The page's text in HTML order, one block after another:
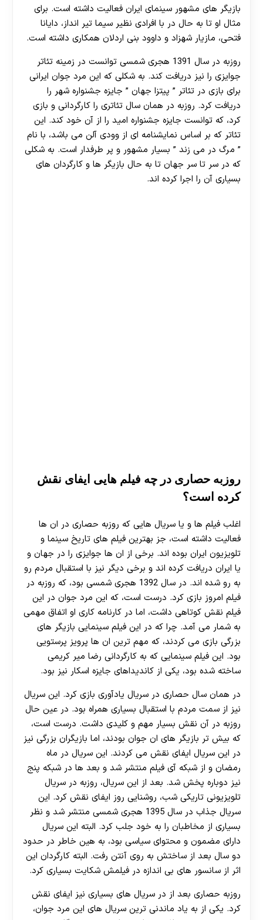
هات بت
بازیگر های مشهور سینمای ایران فعالیت داشته است. برای
مثال او تا به حال در با افرادی نظیر سیما تیر انداز، دایانا
فتحی، مازیار شهزاد و داوود بنی اردلان همکاری داشته است.
روزبه در سال 1391 هجری شمسی توانست در زمینه تئاتر
جوایزی را نیز دریافت کند. به شکلی که این مرد جوان ایرانی
برای بازی در تئاتر ” پیتزا جهان ” جایزه جشنواره شهر را
دریافت کرد. روزبه در همان سال تئاتری را کارگردانی و بازی
کرد، که توانست جایزه جشنواره امید را از آن خود کند. این
تئاتر که بر اساس نمایشنامه ای از وودی آلن می باشد، با نام
” مرگ در می زند ” بسیار مشهور و پر طرفدار است. به شکلی
که در سر تا سر جهان تا به حال بازیگر ها و کارگردان های
بسیاری آن را اجرا کرده اند.
روزبه حصاری در چه فیلم هایی ایفای نقش
کرده است؟
اغلب فیلم ها و یا سریال هایی که روزبه حصاری در ان ها
فعالیت داشته است، جز بهترین فیلم های تاریخ سینما و
تلویزیون ایران بوده اند. برخی از ان ها جوایزی را در جهان و
یا ایران دریافت کرده اند و برخی دیگر نیز با استقبال مردم رو
به رو شده اند. در سال 1392 هجری شمسی بود، که روزبه در
فیلم امروز بازی کرد. درست است، که این مرد جوان در این
فیلم نقش کوتاهی داشت، اما در کارنامه کاری او اتفاق مهمی
به شمار می آمد. چرا که در این فیلم سینمایی بازیگر های
بزرگی بازی می کردند، که مهم ترین ان ها پرویز پرستویی
بود. این فیلم سینمایی که به کارگردانی رضا میر کریمی
ساخته شده بود، یکی از کاندیداهای جایزه اسکار نیز بود.
در همان سال حصاری در سریال یادآوری بازی کرد. این سریال
نیز از سمت مردم با استقبال بسیاری همراه بود. در عین حال
روزبه در آن نقش بسیار مهم و کلیدی داشت. درست است،
که بیش تر بازیگر های ان جوان بودند، اما بازیگران بزرگی نیز
در این سریال ایفای نقش می کردند. این سریال در ماه
رمضان و از شبکه آی فیلم منتشر شد و بعد ها در شبکه پنج
نیز دوباره پخش شد. بعد از این سریال، روزبه در سریال
تلویزیونی تاریکی شب، روشنایی روز ایفای نقش کرد. این
سریال جذاب در سال 1395 هجری شمسی منتشر شد و نظر
بسیاری از مخاطبان را به خود جلب کرد. البته این سریال
دارای مضمون و محتوای سیاسی بود، به هین خاطر در حدود
دو سال بعد از ساختش به روی آنتن رفت. البته کارگردان این
اثر از سانسور های بی اندازه در فیلمش شکایت بسیاری کرد.
روزبه حصاری بعد از در سریال های بسیاری نیز ایفای نقش
کرد. یکی از به یاد ماندنی ترین سریال های این مرد جوان،